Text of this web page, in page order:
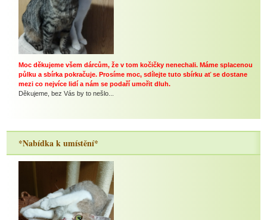
Moc děkujeme všem dárcům, že v tom kočičky nenechali. Máme splacenou
půlku a sbírka pokračuje. Prosíme moc, sdílejte tuto sbírku ať se dostane
mezi co nejvíce lidí a nám se podaří umořit dluh.
Děkujeme, bez Vás by to nešlo...
*Nabídka k umístění*